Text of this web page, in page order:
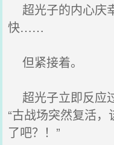
超光子的内心庆
快……
但紧接着。
超光子立即反应
“古战场突然复活
了吧？！”